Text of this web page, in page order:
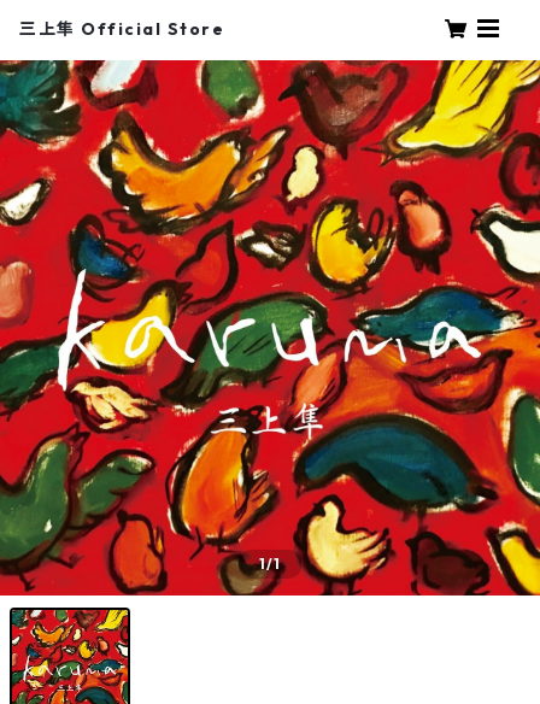
三上隼 Official Store
1/1